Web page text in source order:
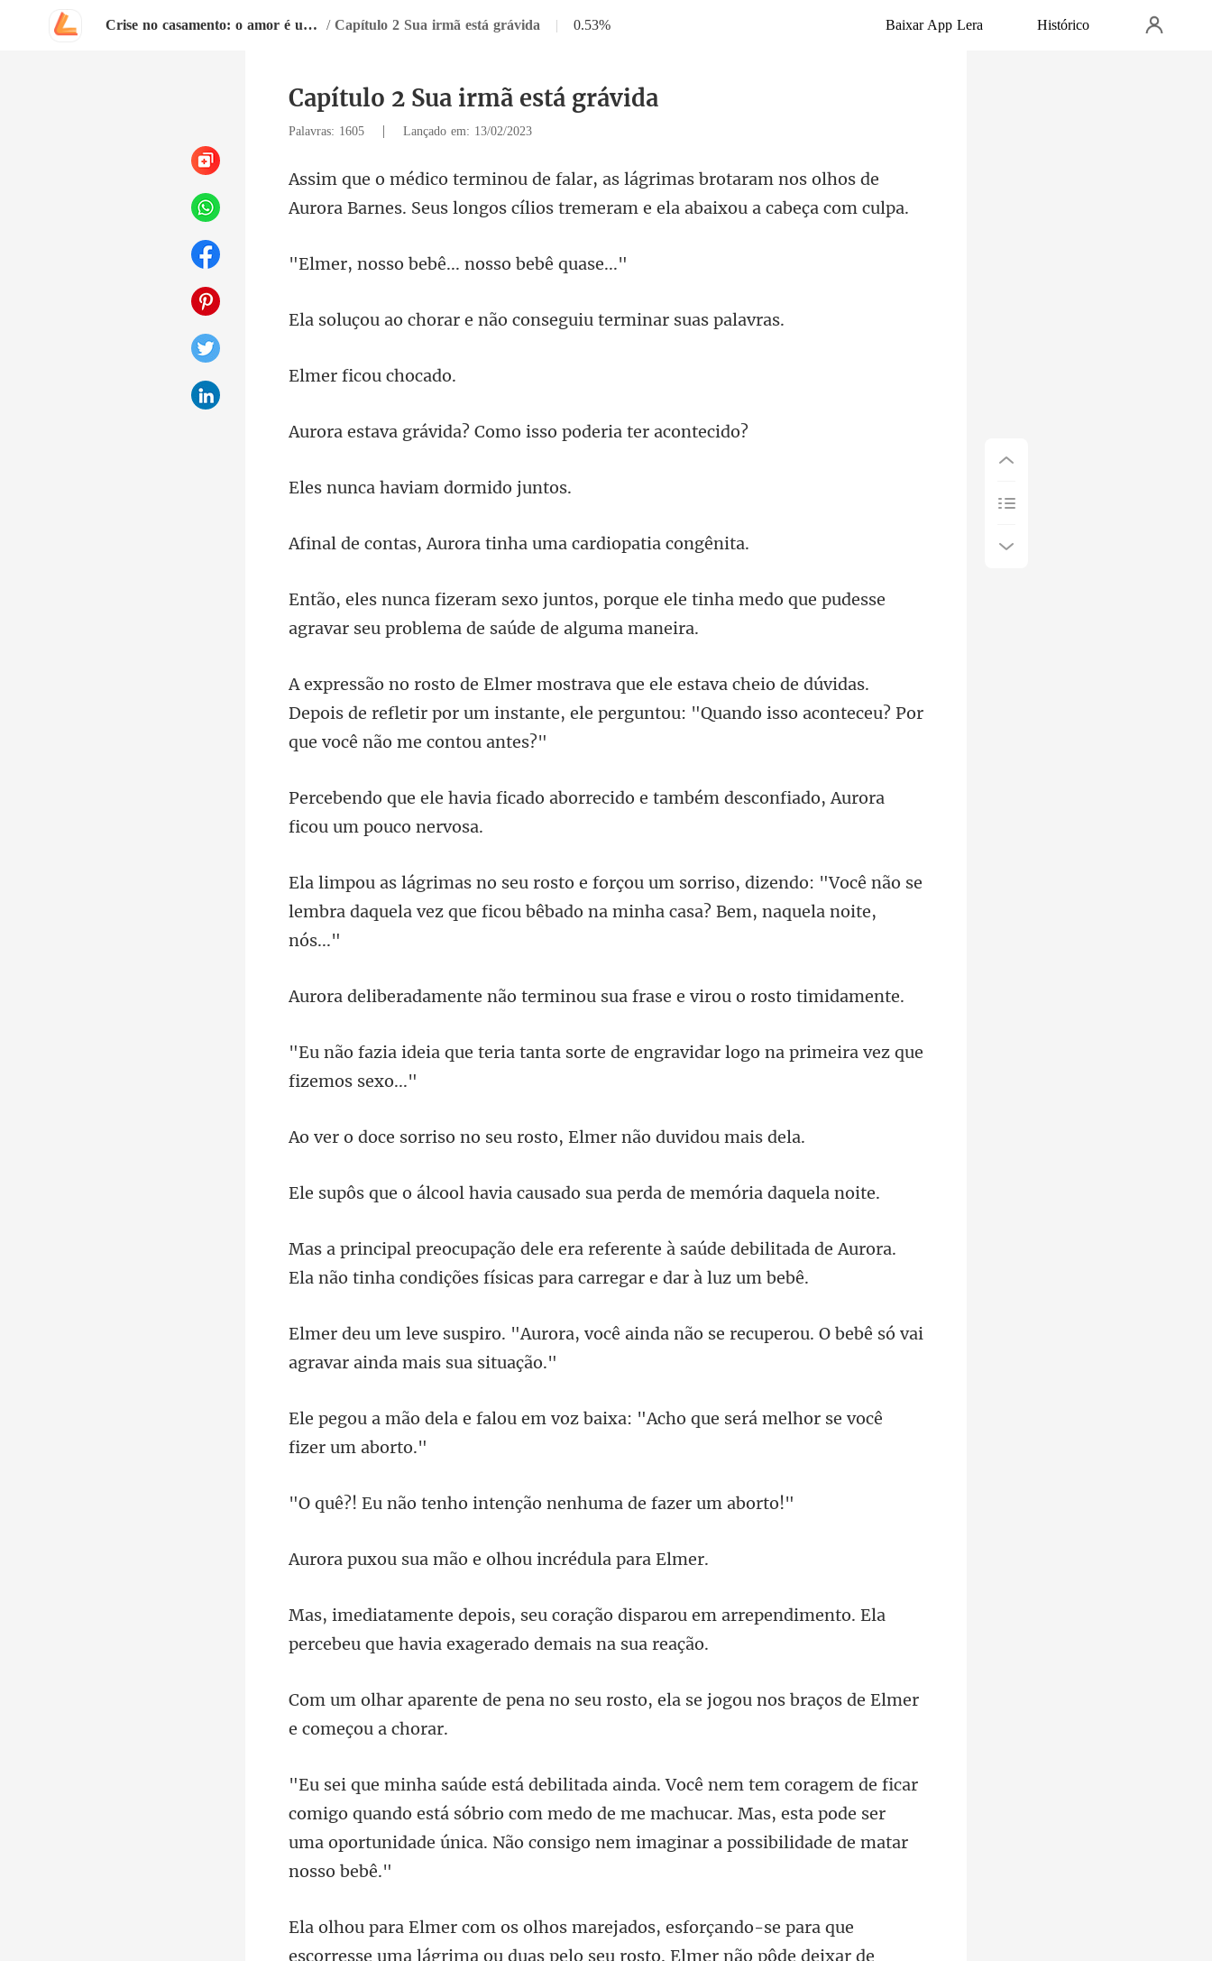
Crise no casamento: o amor é uma armadilha? / Capítulo 2 Sua irmã está grávida | 0.53% Baixar App Lera Histórico
Capítulo 2 Sua irmã está grávida
Palavras: 1605 | Lançado em: 13/02/2023
brotaram nos olhos de
Aurora Barnes. Seus longos
bebê... nosso
r e não conseguiu te
icou ch
da? Como isso poder
haviam dorm
urora tinha uma car
orque ele tinha medo que pudesse
agravar
de dúvidas.
Depois de refletir por um instante, ele pergunto
aborrecido e também desconfiado,
iso, dizendo: "Você não se
lembra daquela vez que fi
o terminou sua frase e vi
nta sorte de engravidar logo na
no seu rosto, Elmer
avia causado sua perda d
saúde debilitada de Aurora.
Ela não tinha condi
ocê ainda não se recuperou. O bebê só
m voz baixa: "Acho que será me
ho intenção nenhuma
mão e olhou incré
isparou em arrependimento. Ela
percebeu
seu rosto, ela se jogou nos bra
comigo quando está sóbrio com medo de me machucar. Mas, esta pode ser
uma opo
ndo-se para que
escorresse uma lágrima ou duas pelo